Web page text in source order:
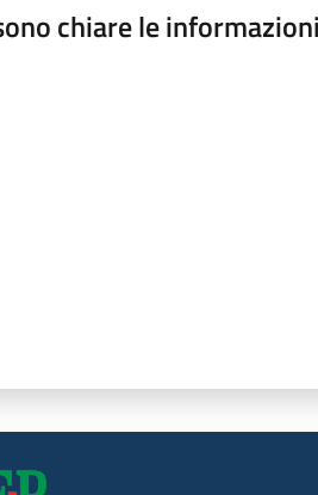
chiare le